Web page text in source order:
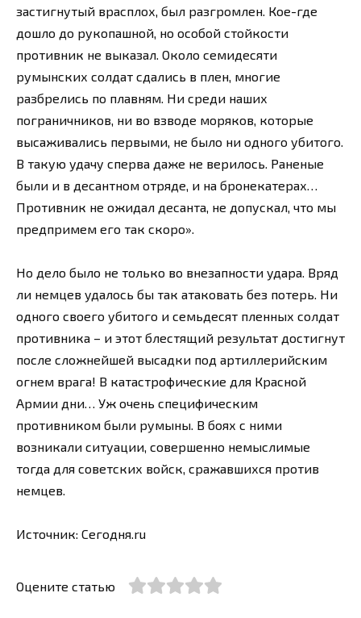
застигнутый врасплох, был разгромлен. Кое-где
дошло до рукопашной, но особой стойкости
противник не выказал. Около семидесяти
румынских солдат сдались в плен, многие
разбрелись по плавням. Ни среди наших
пограничников, ни во взводе моряков, которые
высаживались первыми, не было ни одного убитого.
В такую удачу сперва даже не верилось. Раненые
были и в десантном отряде, и на бронекатерах…
Противник не ожидал десанта, не допускал, что мы
предпримем его так скоро».
Но дело было не только во внезапности удара. Вряд
ли немцев удалось бы так атаковать без потерь. Ни
одного своего убитого и семьдесят пленных солдат
противника – и этот блестящий результат достигнут
после сложнейшей высадки под артиллерийским
огнем врага! В катастрофические для Красной
Армии дни… Уж очень специфическим
противником были румыны. В боях с ними
возникали ситуации, совершенно немыслимые
тогда для советских войск, сражавшихся против
немцев.
Источник: Сегодня.ru
Оцените статью